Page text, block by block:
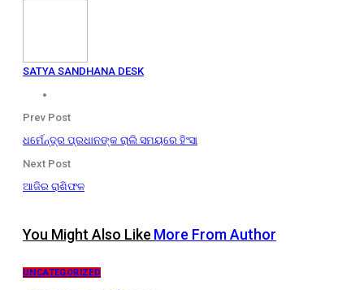
SATYA SANDHANA DESK
Prev Post
ଧର୍ମେନ୍ଦ୍ର ପ୍ରଧାନଙ୍କ ରାଲି ସମୟରେ ହିଂସା
Next Post
ଆଜିର ରାଶିଫଳ
You Might Also Like More From Author
UNCATEGORIZED